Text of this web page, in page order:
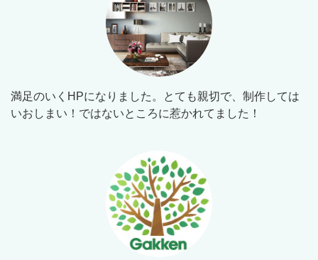
満足のいくHPになりました。とても親切で、制作しては
いおしまい！ではないところに惹かれてました！